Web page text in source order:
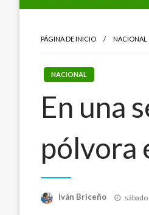
PÁGINA DE INICIO NACIONAL
NACIONAL
En una
pólvora
Iván Briceño